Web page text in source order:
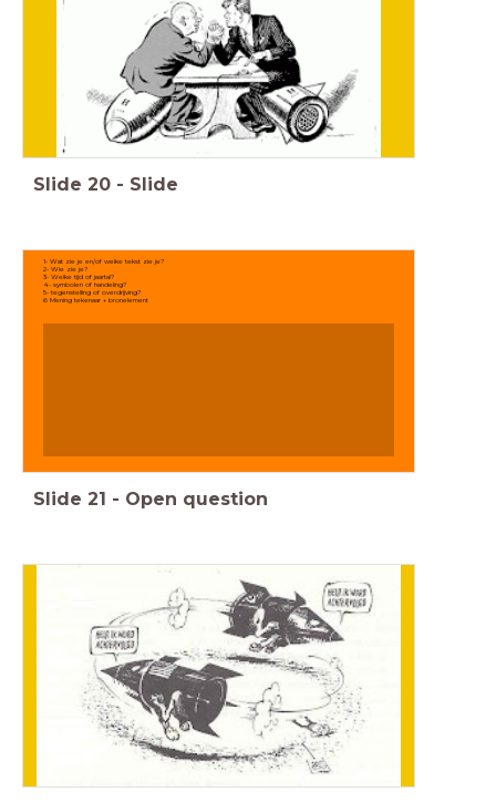
Slide 20 - Slide
1- Wat zie je en/of welke tekst zie je?
2- Wie zie je?
3- Welke tijd of jaartal?
4- symbolen of handeling?
5- tegenstelling of overdrijving?
6 Mening tekenaar + bronelement
Slide 21 - Open question